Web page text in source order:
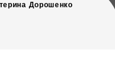
Дорошенко